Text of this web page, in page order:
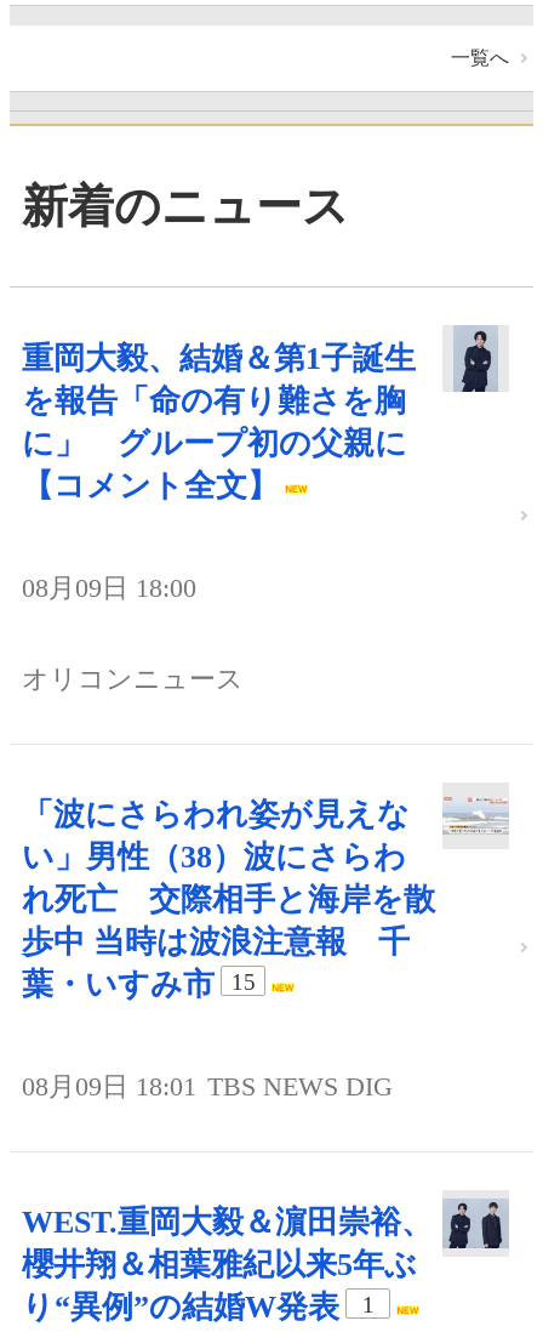
一覧へ
新着のニュース
重岡大毅、結婚＆第1子誕生
を報告「命の有り難さを胸
に」 グループ初の父親に
【コメント全文】
08月09日 18:00
オリコンニュース
「波にさらわれ姿が見えな
い」男性（38）波にさらわ
れ死亡 交際相手と海岸を散
歩中 当時は波浪注意報 千
葉・いすみ市
15
08月09日 18:01 TBS NEWS DIG
WEST.重岡大毅＆濵田崇裕、
櫻井翔＆相葉雅紀以来5年ぶ
り“異例”の結婚W発表
1